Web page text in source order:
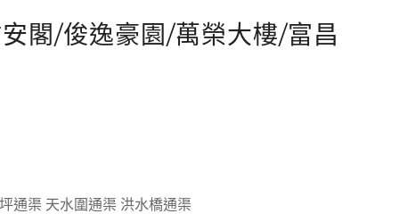
閣/俊逸豪園/萬榮大樓/富昌
通渠 天水圍通渠 洪水橋通渠